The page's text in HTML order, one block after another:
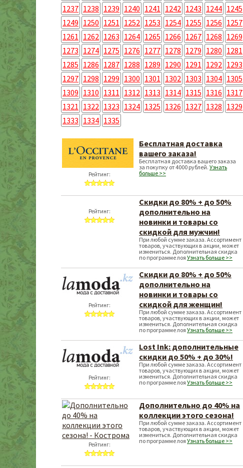
1237 1238 1239 1240 1241 1242 1243 1244 1245
1249 1250 1251 1252 1253 1254 1255 1256 1257
1261 1262 1263 1264 1265 1266 1267 1268 1269
1273 1274 1275 1276 1277 1278 1279 1280 1281
1285 1286 1287 1288 1289 1290 1291 1292 1293
1297 1298 1299 1300 1301 1302 1303 1304 1305
1309 1310 1311 1312 1313 1314 1315 1316 1317
1321 1322 1323 1324 1325 1326 1327 1328 1329
1333 1334 1335
Рейтинг:
Бесплатная доставка
вашего заказа!
Бесплатная доставка вашего заказа
за покупку от 4000 рублей. Узнать
больше >>
Рейтинг:
Скидки до 80% + до 50%
дополнительно на
новинки и товары со
скидкой для мужчин!
При любой сумме заказа. Ассортимент
товаров, участвующих в акции, может
измениться. Дополнительная скидка
по программе лоя Узнать больше >>
Рейтинг:
Скидки до 80% + до 50%
дополнительно на
новинки и товары со
скидкой для женщин!
При любой сумме заказа. Ассортимент
товаров, участвующих в акции, может
измениться. Дополнительная скидка
по программе лоя Узнать больше >>
Рейтинг:
Lost Ink: дополнительные
скидки до 50% + до 30%!
При любой сумме заказа. Ассортимент
товаров, участвующих в акции, может
измениться. Дополнительная скидка
по программе лоя Узнать больше >>
Рейтинг:
Дополнительно до 40% на
коллекции этого сезона!
При любой сумме заказа. Ассортимент
товаров, участвующих в акции, может
измениться. Дополнительная скидка
по программе лоя Узнать больше >>